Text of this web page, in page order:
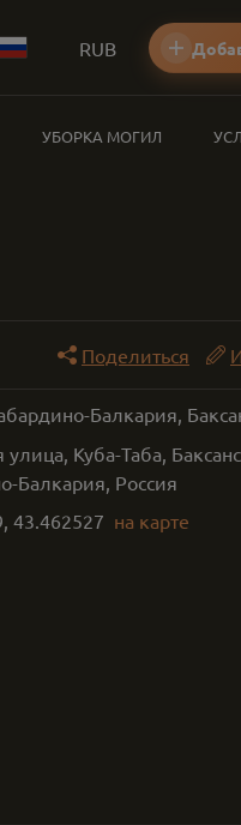
RUB
УБОРКА МОГИЛ
Поделиться
Балкария,
улица, Куба-Таба,
Балкария, Россия
, 43.462527 на карте